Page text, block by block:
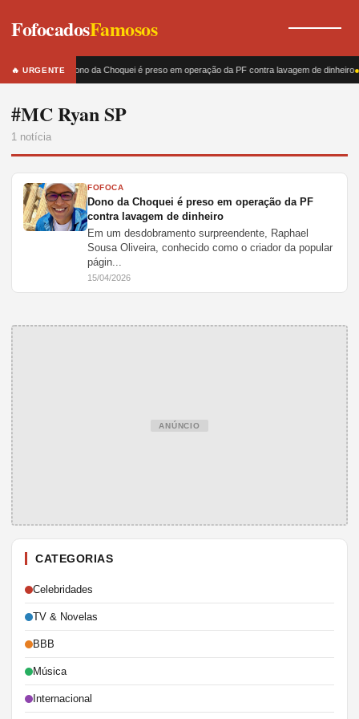
FofocadosFamosos
🔥 URGENTE Dono da Choquei é preso em operação da PF contra lavagem de dinheiro
#MC Ryan SP
1 notícia
FOFOCA
Dono da Choquei é preso em operação da PF
contra lavagem de dinheiro
Em um desdobramento surpreendente, Raphael
Sousa Oliveira, conhecido como o criador da popular
págin...
15/04/2026
ANÚNCIO
CATEGORIAS
Celebridades
TV & Novelas
BBB
Música
Internacional